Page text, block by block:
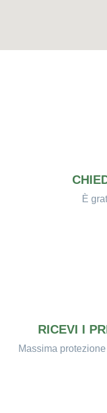
È
RICEVI I
Massima